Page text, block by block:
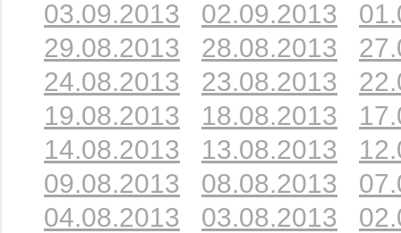
03.09.2013
02.09.2013
29.08.2013
28.08.2013
24.08.2013
23.08.2013
19.08.2013
18.08.2013
14.08.2013
13.08.2013
09.08.2013
08.08.2013
04.08.2013
03.08.2013